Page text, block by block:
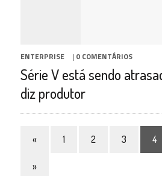
ENTERPRISE | 0 COMENTÁRIOS
Série V está sendo
diz produtor
« 1 2 3 4
»